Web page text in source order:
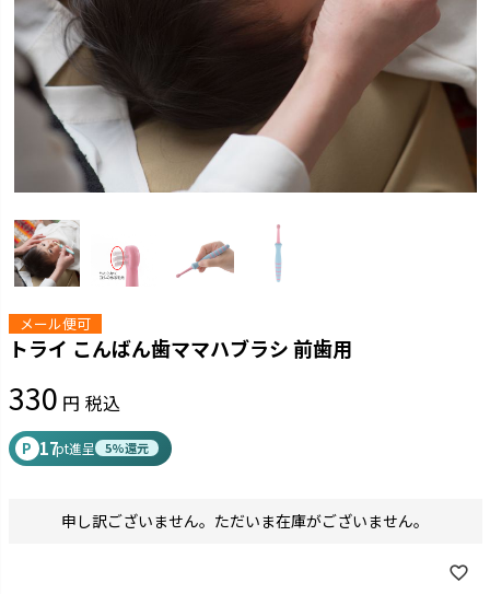
メール便可
トライ こんばん歯ママハブラシ 前歯用
330 税込
P 17pt進呈 5%還元
申し訳ございません。ただいま在庫がございません。